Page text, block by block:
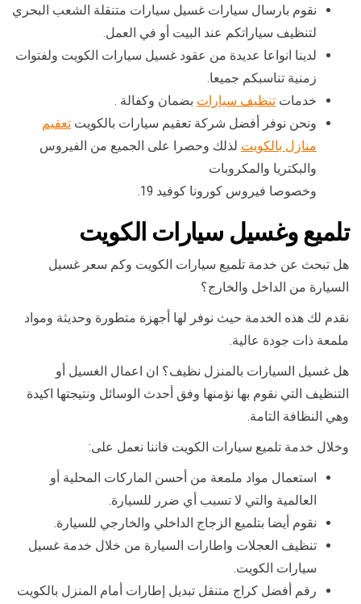
نقوم بارسال سيارات غسيل سيارات متنقلة الشعب البحري
لتنظيف سياراتكم عند البيت أو في العمل.
لدينا انواعا عديدة من عقود غسيل سيارات الكويت ولفتوات
زمنية تناسبكم جميعا.
خدمات تنظيف سيارات بضمان وكفالة .
ونحن نوفر أفضل شركة تعقيم سيارات بالكويت تعقيم
منازل بالكويت لذلك وحصرا على الجميع من الفيروس
والبكتريا والمكروبات
وخصوصا فيروس كورونا كوفيد 19.
تلميع وغسيل سيارات الكويت
هل تبحث عن خدمة تلميع سيارات الكويت وكم سعر غسيل
السيارة من الداخل والخارج؟
نقدم لك هذه الخدمة حيث نوفر لها أجهزة متطورة وحديثة ومواد
ملمعة ذات جودة عالية.
هل غسيل السيارات بالمنزل نظيف؟ ان اعمال الغسيل أو
التنظيف التي نقوم بها نؤمنها وفق أحدث الوسائل ونتيجتها اكيدة
وهي النظافة التامة.
وخلال خدمة تلميع سيارات الكويت فاننا نعمل على:
استعمال مواد ملمعة من أحسن الماركات المحلية أو
العالمية والتي لا تسبب أي ضرر للسيارة.
نقوم أيضا بتلميع الزجاج الداخلي والخارجي للسيارة.
تنظيف العجلات واطارات السيارة من خلال خدمة غسيل
سيارات الكويت.
رقم أفضل كراج متنقل تبديل إطارات أمام المنزل بالكويت